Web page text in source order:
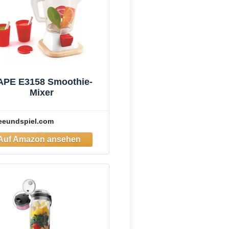
E3158 Smoothie-
Mixer